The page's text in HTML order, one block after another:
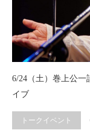
6/24（土）巻上公
イブ
トークイベント